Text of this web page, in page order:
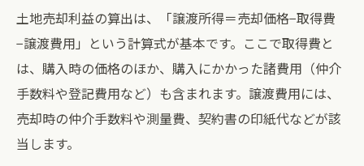
は
利益を最大化する土地売却のポイントまとめ
土地売却利益を高めるための事前準備とは
利益計算に欠かせない売却タイミングの見
極め
土地売却利益の算出は、「譲渡所得＝売却価格−取得費
−譲渡費用」という計算式が基本です。ここで取得費と
は、購入時の価格のほか、購入にかかった諸費用（仲介
手数料や登記費用など）も含まれます。譲渡費用には、
売却時の仲介手数料や測量費、契約書の印紙代などが該
当します。